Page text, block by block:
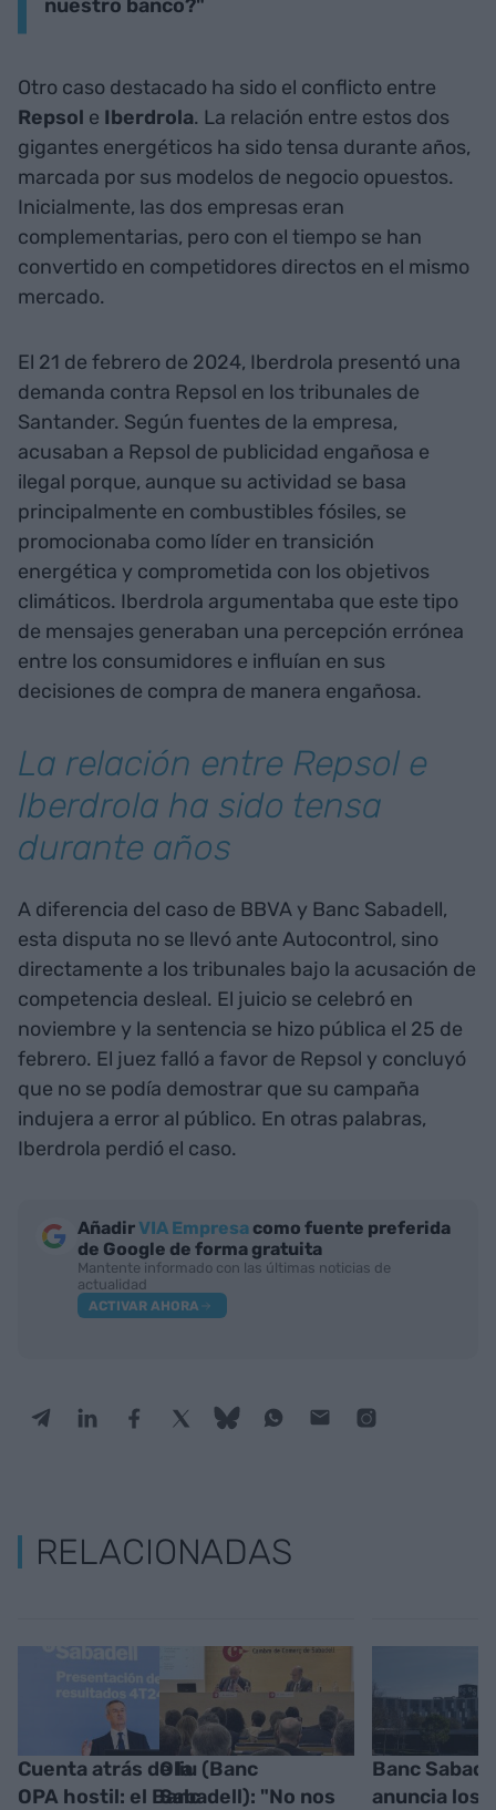
nuestro banco?"
Otro caso destacado ha sido el conflicto entre
Repsol e Iberdrola. La relación entre estos dos
gigantes energéticos ha sido tensa durante años,
marcada por sus modelos de negocio opuestos.
Inicialmente, las dos empresas eran
complementarias, pero con el tiempo se han
convertido en competidores directos en el mismo
mercado.
El 21 de febrero de 2024, Iberdrola presentó una
demanda contra Repsol en los tribunales de
Santander. Según fuentes de la empresa,
acusaban a Repsol de publicidad engañosa e
ilegal porque, aunque su actividad se basa
principalmente en combustibles fósiles, se
promocionaba como líder en transición
energética y comprometida con los objetivos
climáticos. Iberdrola argumentaba que este tipo
de mensajes generaban una percepción errónea
entre los consumidores e influían en sus
decisiones de compra de manera engañosa.
La relación entre Repsol e
Iberdrola ha sido tensa
durante años
A diferencia del caso de BBVA y Banc Sabadell,
esta disputa no se llevó ante Autocontrol, sino
directamente a los tribunales bajo la acusación de
competencia desleal. El juicio se celebró en
noviembre y la sentencia se hizo pública el 25 de
febrero. El juez falló a favor de Repsol y concluyó
que no se podía demostrar que su campaña
indujera a error al público. En otras palabras,
Iberdrola perdió el caso.
AñadirVIA Empresa como fuente preferida
de Google de forma gratuita
Mantente informado con las últimas noticias de
actualidad
ACTIVAR AHORA
RELACIONADAS
Cuenta atrás de la
OPA hostil: el Banc
Oliu (Banc
Sabadell): "No nos
Banc
anuncia los